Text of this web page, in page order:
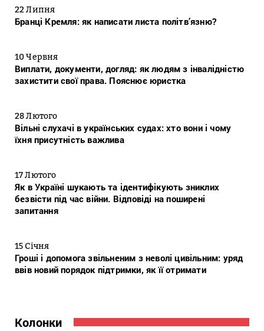
22 Липня
Бранці Кремля: як написати листа політв’язню?
10 Червня
Виплати, документи, догляд: як людям з інвалідністю
захистити свої права. Пояснює юристка
28 Лютого
Вільні слухачі в українських судах: хто вони і чому
їхня присутність важлива
17 Лютого
Як в Україні шукають та ідентифікують зниклих
безвісти під час війни. Відповіді на поширені
запитання
15 Січня
Гроші і допомога звільненим з неволі цивільним: уряд
ввів новий порядок підтримки, як її отримати
Колонки